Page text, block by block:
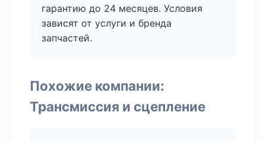
гарантию до 24 месяцев. Условия
зависят от услуги и бренда
запчастей.
Похожие компании:
Трансмиссия и сцепление